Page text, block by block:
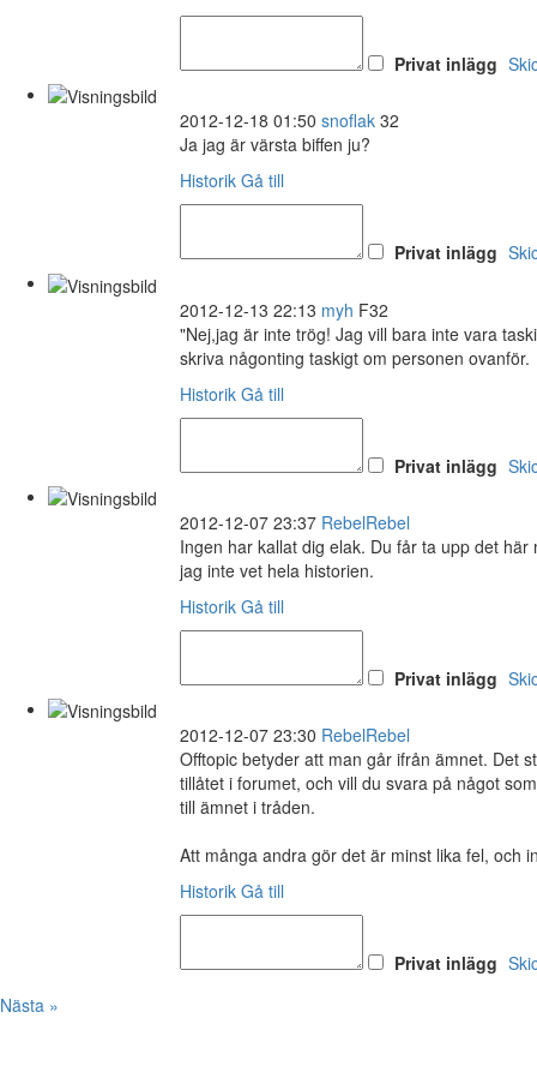
Privat inlägg
2012-12-18 01:50 snoflak 32
Ja jag är värsta biffen ju?
Historik Gå till
Privat inlägg
2012-12-13 22:13 myh F32
"Nej,jag är inte trög! Jag vill bara inte vara
skriva någonting taskigt om personen ovanför.
Historik Gå till
Privat inlägg
2012-12-07 23:37 RebelRebel
Ingen har kallat dig elak. Du får ta upp det
jag inte vet hela historien.
Historik Gå till
Privat inlägg
2012-12-07 23:30 RebelRebel
Offtopic betyder att man går ifrån ämnet. Det
tillåtet i forumet, och vill du svara på något
till ämnet i tråden.
Att många andra gör det är minst lika fel, och
Historik Gå till
Privat inlägg
Nästa »